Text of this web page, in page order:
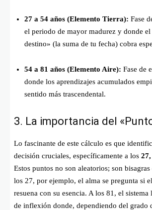
27 a 54 años (Elemento Tierra): Fase
el periodo de mayor madurez y donde
destino» (la suma de tu fecha) cobra
54 a 81 años (Elemento Aire): Fase de
donde los aprendizajes acumulados
sentido más trascendental.
3. La importancia del
Lo fascinante de este cálculo es que
decisión cruciales, específicamente a los
Estos puntos no son aleatorios; son
los 27, por ejemplo, el alma se pregunta si
resuena con su esencia. A los 81, el sistema
de inflexión donde, dependiendo del grado